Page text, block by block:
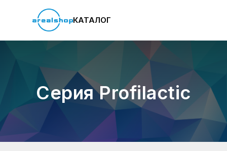
КАТАЛОГ
Серия Profilactic